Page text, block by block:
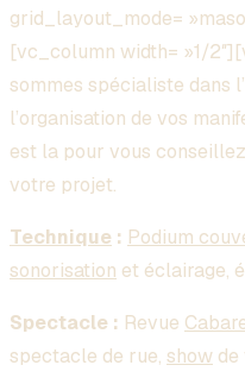
grid_layout_mode=
[vc_column width= »1/
sommes spécialiste dans
l’organisation de vos
est la pour vous
votre projet.
Technique : Podium
sonorisation et éclairage,
Spectacle : Revue
spectacle de rue, show de